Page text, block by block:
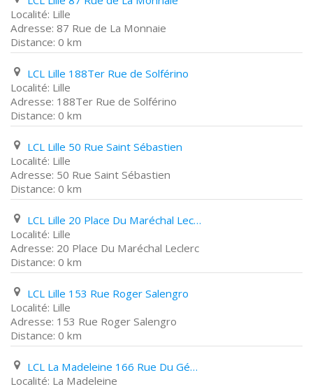
Lille
87 Rue de La Monnaie
0 km
LCL Lille 188Ter Rue de Solférino
Lille
188Ter Rue de Solférino
0 km
LCL Lille 50 Rue Saint Sébastien
Lille
50 Rue Saint Sébastien
0 km
LCL Lille 20 Place Du Maréchal Leclerc
Lille
20 Place Du Maréchal Leclerc
0 km
LCL Lille 153 Rue Roger Salengro
Lille
153 Rue Roger Salengro
0 km
LCL La Madeleine 166 Rue Du Général de Gaulle
La Madeleine